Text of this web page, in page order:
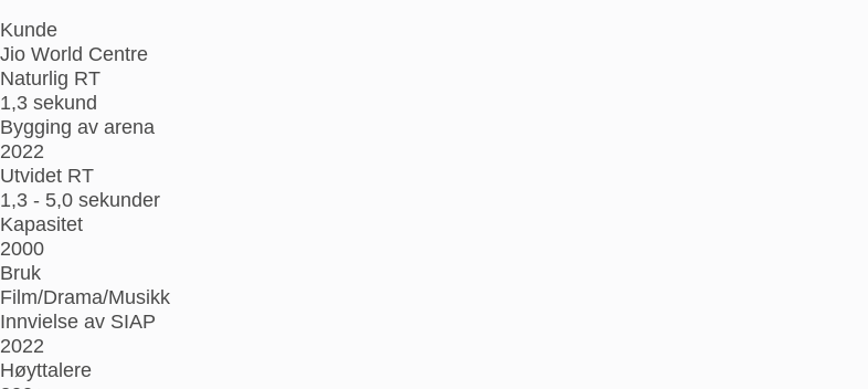
Kunde
Jio World Centre
Naturlig RT
1,3 sekund
Bygging av arena
2022
Utvidet RT
1,3 - 5,0 sekunder
Kapasitet
2000
Bruk
Film/Drama/Musikk
Innvielse av SIAP
2022
Høyttalere